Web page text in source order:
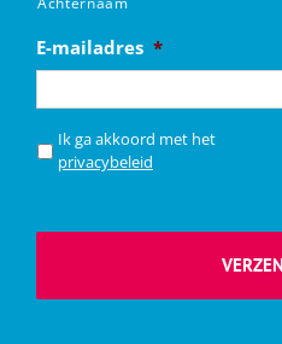
E-mailadres *
Ik ga akkoord met het
privacybeleid